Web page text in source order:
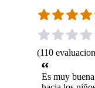
(110
Es muy